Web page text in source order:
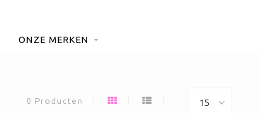
ONZE MERKEN
0 Producten